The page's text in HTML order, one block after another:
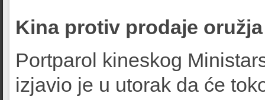
Kina protiv prodaje
Portparol kineskog
izjavio je u utorak da će